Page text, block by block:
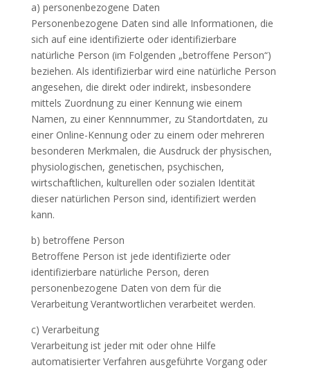
a) personenbezogene Daten
Personenbezogene Daten sind alle Informationen, die
sich auf eine identifizierte oder identifizierbare
natürliche Person (im Folgenden „betroffene Person“)
beziehen. Als identifizierbar wird eine natürliche Person
angesehen, die direkt oder indirekt, insbesondere
mittels Zuordnung zu einer Kennung wie einem
Namen, zu einer Kennnummer, zu Standortdaten, zu
einer Online-Kennung oder zu einem oder mehreren
besonderen Merkmalen, die Ausdruck der physischen,
physiologischen, genetischen, psychischen,
wirtschaftlichen, kulturellen oder sozialen Identität
dieser natürlichen Person sind, identifiziert werden
kann.
b) betroffene Person
Betroffene Person ist jede identifizierte oder
identifizierbare natürliche Person, deren
personenbezogene Daten von dem für die
Verarbeitung Verantwortlichen verarbeitet werden.
c) Verarbeitung
Verarbeitung ist jeder mit oder ohne Hilfe
automatisierter Verfahren ausgeführte Vorgang oder